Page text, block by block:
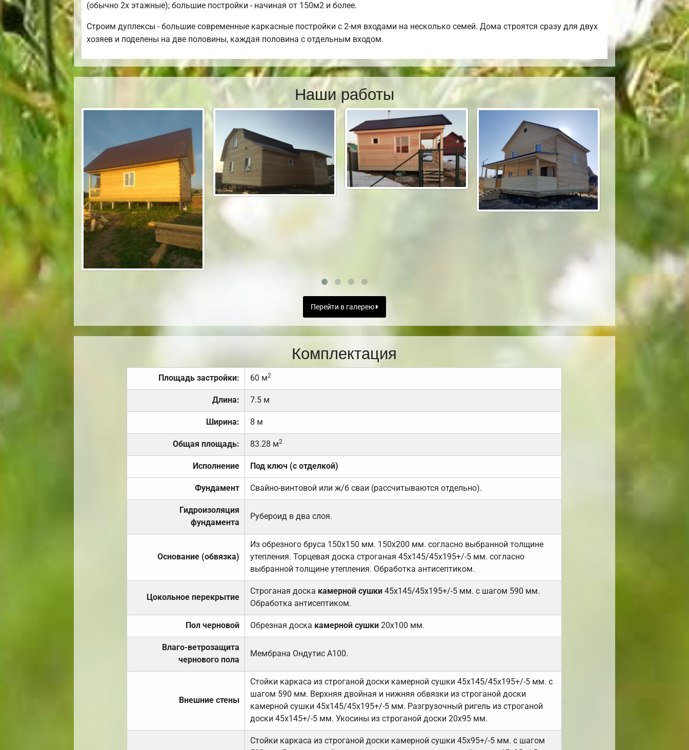
(обычно 2х этажные); большие постройки - начиная от 150м2 и более.
Строим дуплексы - большие современные каркасные постройки с 2-мя входами на несколько семей. Дома строятся сразу для двух
хозяев и поделены на две половины, каждая половина с отдельным входом.
Наши работы
Перейти в галерею
Комплектация
Площадь застройки: 60 м2
Длина: 7.5 м
Ширина: 8 м
Общая площадь: 83.28 м2
Исполнение Под ключ (с отделкой)
Фундамент Свайно-винтовой или ж/б сваи (рассчитываются отдельно).
Гидроизоляция
фундамента
Рубероид в два слоя.
Основание (обвязка)
Из обрезного бруса 150х150 мм. 150х200 мм. согласно выбранной толщине
утепления. Торцевая доска строганая 45х145/45х195+/-5 мм. согласно
выбранной толщине утепления. Обработка антисептиком.
Цокольное перекрытие
Строганая доска камерной сушки 45х145/45х195+/-5 мм. с шагом 590 мм.
Обработка антисептиком.
Пол черновой Обрезная доска камерной сушки20х100 мм.
Влаго-ветрозащита
чернового пола
Мембрана Ондутис А100.
Внешние стены
Стойки каркаса из строганой доски камерной сушки 45х145/45х195+/-5 мм. с
шагом 590 мм. Верхняя двойная и нижняя обвязки из строганой доски
камерной сушки 45х145/45х195+/-5 мм. Разгрузочный ригель из строганой
доски 45х145+/-5 мм. Укосины из строганой доски 20х95 мм.
Стойки каркаса из строганой доски камерной сушки 45х95+/-5 мм. с шагом